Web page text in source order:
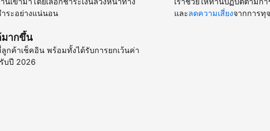
ระอย่างแน่นอน
มากขึ้น
กค้าเช็คอิน พร้อมทั้งได้รับการยกเว้นค่า
บปี 2026
และลดความเสี่ยงจากการทุ